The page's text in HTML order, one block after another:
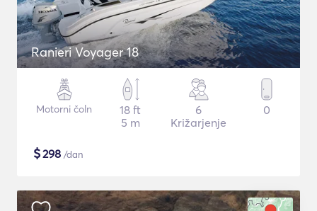
Ranieri Voyager 18
Motorni čoln
18 ft
5 m
6
Križarjenje
0
$298 /dan